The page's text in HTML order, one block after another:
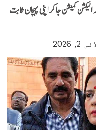
کمیشن جا کر اپنی پہچان ثابت
2026